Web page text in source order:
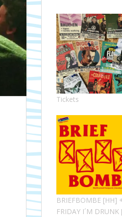
Tickets
BRIEFBOMBE [HH]
FRIDAY I´M